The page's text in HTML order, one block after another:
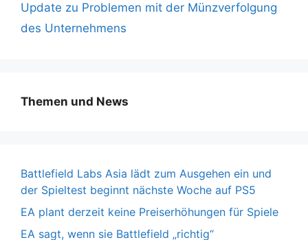
Update zu Problemen mit der Münzverfolgung
des Unternehmens
Themen und News
Battlefield Labs Asia lädt zum Ausgehen ein und
der Spieltest beginnt nächste Woche auf PS5
EA plant derzeit keine Preiserhöhungen für Spiele
EA sagt, wenn sie Battlefield „richtig“